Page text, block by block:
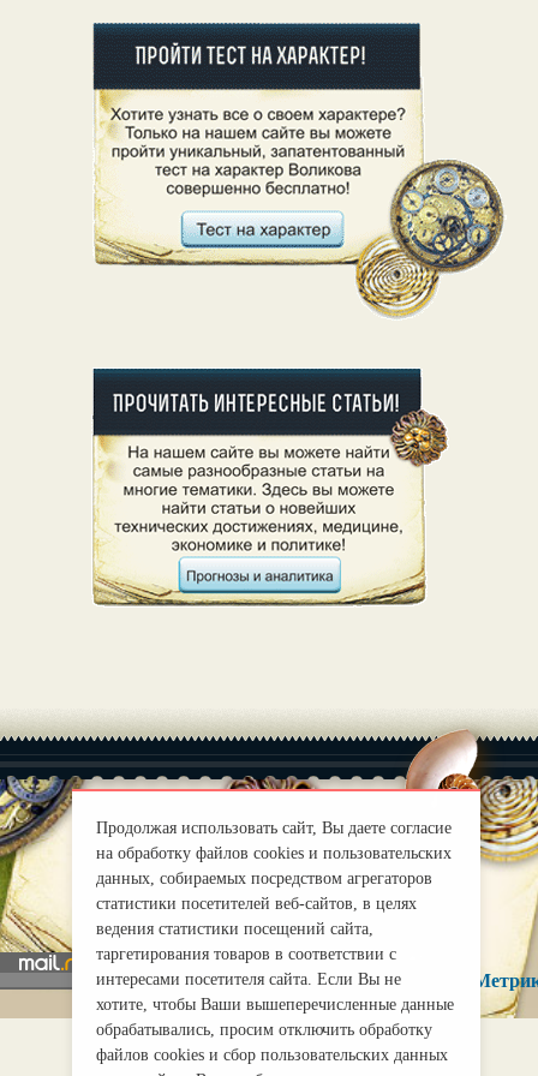
|
mirprognoz@mail.ru
Продолжая использовать сайт, Вы даете согласие
на обработку файлов cookies и пользовательских
данных, собираемых посредством агрегаторов
статистики посетителей веб-сайтов, в целях
ведения статистики посещений сайта,
таргетирования товаров в соответствии с
интересами посетителя сайта. Если Вы не
хотите, чтобы Ваши вышеперечисленные данные
обрабатывались, просим отключить обработку
файлов cookies и сбор пользовательских данных